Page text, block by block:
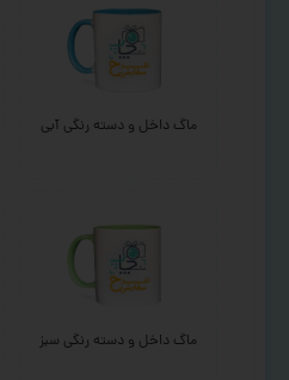
ماگ داخل و دسته رنگی آبی
ماگ داخل و دسته رنگی سبز